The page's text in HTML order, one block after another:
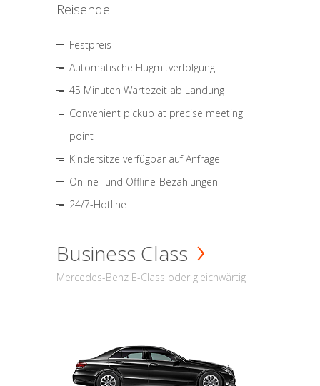
Reisende
Festpreis
Automatische Flugmitverfolgung
45 Minuten Wartezeit ab Landung
Convenient pickup at precise meeting
point
Kindersitze verfügbar auf Anfrage
Online- und Offline-Bezahlungen
24/7-Hotline
Business Class
Mercedes-Benz E-Class oder gleichwärtig